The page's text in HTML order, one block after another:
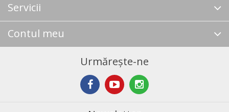
Servicii
Contul meu
Urmărește-ne